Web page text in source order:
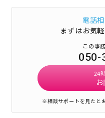
電話
まずはお気
この事
050-
24
※相談サポートを見たと